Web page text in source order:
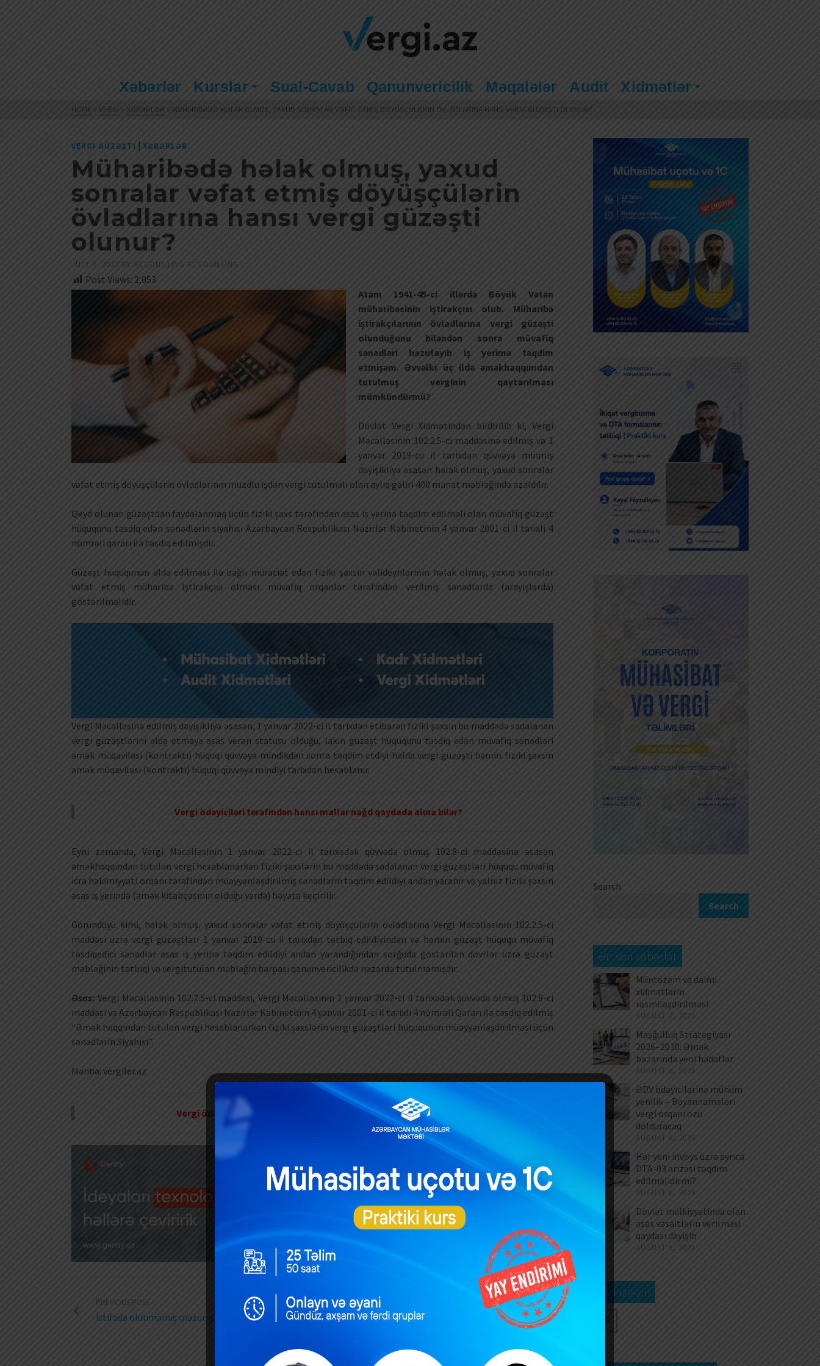
Xəbərlər Kurslar Sual-Cavab Qanunvericilik Məqalələr Audit Xidmətlər
HOME » VERGI » XƏBƏRLƏR » MÜHARIBƏDƏ HƏLAK OLMUŞ, YAXUD SONRALAR VƏFAT ETMIŞ DÖYÜŞÇÜLƏRIN ÖVLADLARINA HANSI VERGI GÜZƏŞTI OLUNUR?
VERGI GÜZƏŞTI | XƏBƏRLƏR
Müharibədə həlak olmuş, yaxud
sonralar vəfat etmiş döyüşçülərin
övladlarına hansı vergi güzəşti
olunur?
JULY 6, 2022 BY ACCOUNTING ACCOUNTING
Post Views: 2,053
Atam 1941-45-ci illərdə Böyük Vətən
müharibəsinin iştirakçısı olub. Müharibə
iştirakçılarının övladlarına vergi güzəşti
olunduğunu biləndən sonra müvafiq
sənədləri hazırlayıb iş yerimə təqdim
etmişəm. Əvvəlki üç ildə əməkhaqqımdan
tutulmuş verginin qaytarılması
mümkündürmü?
Dövlət Vergi Xidmətindən bildirilib ki, Vergi
Məcəlləsinin 102.2.5-ci maddəsinə edilmiş və 1
yanvar 2019-cu il tarixdən qüvvəyə minmiş
dəyişikliyə əsasən həlak olmuş, yaxud sonralar
vəfat etmiş döyüşçülərin övladlarının muzdlu işdən vergi tutulmalı olan aylıq gəliri 400 manat məbləğində azaldılır.
Qeyd olunan güzəştdən faydalanmaq üçün fiziki şəxs tərəfindən əsas iş yerinə təqdim edilməli olan müvafiq güzəşt
hüququnu təsdiq edən sənədlərin siyahısı Azərbaycan Respublikası Nazirlər Kabinetinin 4 yanvar 2001-ci il tarixli 4
nömrəli qərarı ilə təsdiq edilmişdir.
Güzəşt hüququnun əldə edilməsi ilə bağlı müraciət edən fiziki şəxsin valideynlərinin həlak olmuş, yaxud sonralar
vəfat etmiş müharibə iştirakçısı olması müvafiq orqanlar tərəfindən verilmiş sənədlərdə (arayışlarda)
göstərilməlidir.
Vergi Məcəlləsinə edilmiş dəyişikliyə əsasən, 1 yanvar 2022-ci il tarixdən etibarən fiziki şəxsin bu maddədə sadalanan
vergi güzəştlərini əldə etməyə əsas verən statusu olduğu, lakin güzəşt hüququnu təsdiq edən müvafiq sənədləri
əmək müqaviləsi (kontraktı) hüquqi qüvvəyə mindikdən sonra təqdim etdiyi halda vergi güzəşti həmin fiziki şəxsin
əmək müqaviləsi (kontraktı) hüquqi qüvvəyə mindiyi tarixdən hesablanır.
Vergi ödəyiciləri tərəfindən hansı mallar nağd qaydada alına bilər?
Eyni zamanda, Vergi Məcəlləsinin 1 yanvar 2022-ci il tarixədək qüvvədə olmuş 102.8-ci maddəsinə əsasən
əməkhaqqından tutulan vergi hesablanarkən fiziki şəxslərin bu maddədə sadalanan vergi güzəştləri hüququ müvafiq
icra hakimiyyəti orqanı tərəfindən müəyyənləşdirilmiş sənədlərin təqdim edildiyi andan yaranır və yalnız fiziki şəxsin
əsas iş yerində (əmək kitabçasının olduğu yerdə) həyata keçirilir.
Göründüyü kimi, həlak olmuş, yaxud sonralar vəfat etmiş döyüşçülərin övladlarına Vergi Məcəlləsinin 102.2.5-ci
maddəsi üzrə vergi güzəştləri 1 yanvar 2019-cu il tarixdən tətbiq edildiyindən və həmin güzəşt hüququ müvafiq
təsdiqedici sənədlər əsas iş yerinə təqdim edildiyi andan yarandığından sorğuda göstərilən dövrlər üzrə güzəşt
məbləğinin tətbiqi və vergitutulan məbləğin bərpası qanunvericilikdə nəzərdə tutulmamışdır.
Əsas: Vergi Məcəlləsinin 102.2.5-ci maddəsi, Vergi Məcəlləsinin 1 yanvar 2022-ci il tarixədək qüvvədə olmuş 102.8-ci
maddəsi və Azərbaycan Respublikası Nazirlər Kabinetinin 4 yanvar 2001-ci il tarixli 4 nömrəli Qərarı ilə təsdiq edilmiş
“Əmək haqqından tutulan vergi hesablanarkən fiziki şəxslərin vergi güzəştləri hüququnun müəyyənləşdirilməsi üçün
sənədlərin Siyahısı”.
Mənbə: vergiler.az
Vergi ödəyicisi fəaliyyət növünü dəyişdirməklə bağlı nə etməlidir?
PREVIOUS POST
İstifadə olunmamış məzuniyyətə görə kompensasiyanın vergiyə cəlb olunması
NEXT POST
Mənfəət vergisi bəyannaməsinin tərtibi ilə bağlı mühüm yenilik
Search
Search
Ən son xəbərlər
Müntəzəm və daimi
xidmətlərin
rəsmiləşdirilməsi
AUGUST 7, 2026
Məşğulluq Strategiyası
2026–2030: Əmək
bazarında yeni hədəflər
AUGUST 6, 2026
ƏDV ödəyicilərinə mühüm
yenilik – Bəyannamələri
vergi orqanı özü
dolduracaq
AUGUST 6, 2026
Hər yeni invoys üzrə ayrıca
DTA-03 ərizəsi təqdim
edilməlidirmi?
AUGUST 6, 2026
Dövlət mülkiyyətində olan
əsas vəsaitlərin verilməsi
qaydası dəyişib
AUGUST 5, 2026
Bizi izləyin